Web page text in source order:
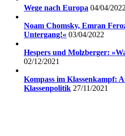
Wege nach Europa 04/04/2022
Noam Chomsky, Emran
Untergang!« 03/04/2022
Hespers und Molzberger:
02/12/2021
Kompass im Klassenkampf:
Klassenpolitik 27/11/2021